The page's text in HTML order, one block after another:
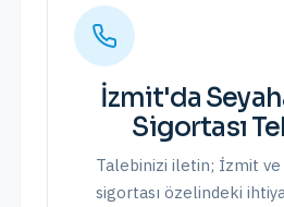
İzmit'da
Sigortası
Talebinizi iletin; İzmit ve
sigortası özelindeki